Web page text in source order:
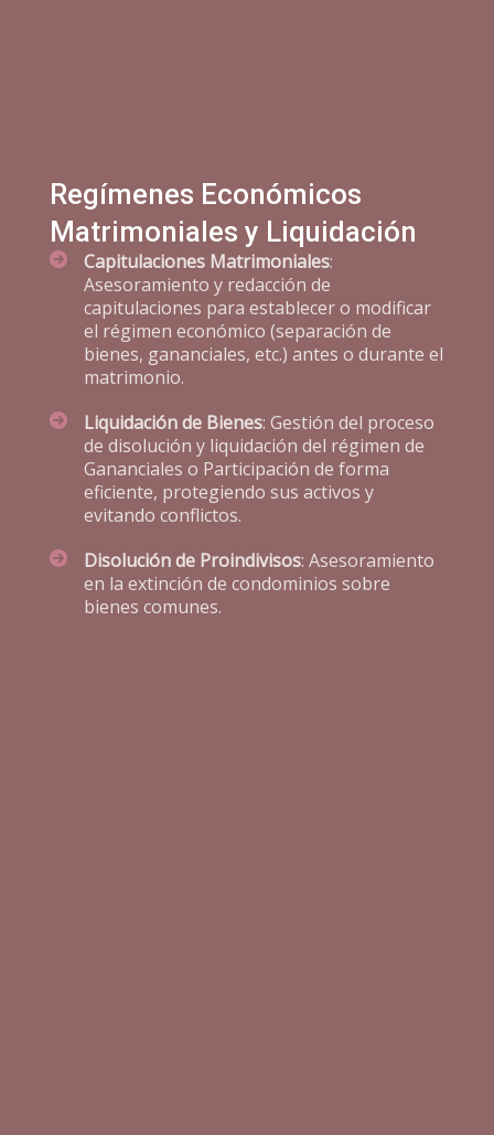
Regímenes Económicos
Matrimoniales y Liquidación
Capitulaciones Matrimoniales:
Asesoramiento y redacción de
capitulaciones para establecer o modificar
el régimen económico (separación de
bienes, gananciales, etc.) antes o durante el
matrimonio.
Liquidación de Bienes: Gestión del proceso
de disolución y liquidación del régimen de
Gananciales o Participación de forma
eficiente, protegiendo sus activos y
evitando conflictos.
Disolución de Proindivisos: Asesoramiento
en la extinción de condominios sobre
bienes comunes.